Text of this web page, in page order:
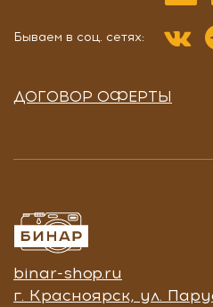
Бываем в соц. сетях:
ДОГОВОР ОФЕРТЫ
binar-shop.ru
г. Красноярск, ул.